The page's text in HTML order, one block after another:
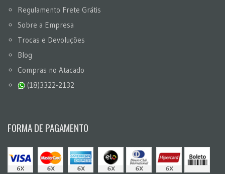
Regulamento Frete Grátis
Sobre a Empresa
Trocas e Devoluções
Blog
Compras no Atacado
(18)3322-2132
FORMA DE PAGAMENTO